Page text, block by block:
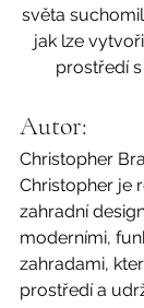
světa
jak lze
prostředí
Autor:
Christopher
Christopher je
zahradní
moderními,
zahradami,
prostředí a